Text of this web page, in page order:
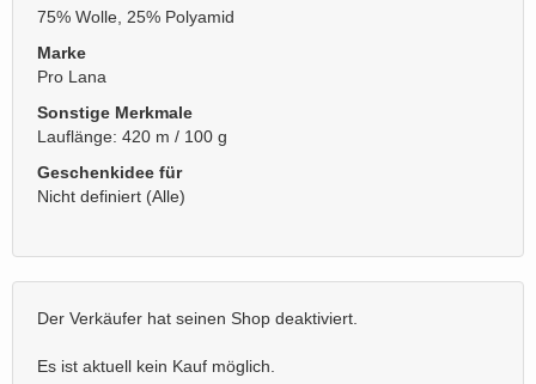
75% Wolle, 25% Polyamid
Marke
Pro Lana
Sonstige Merkmale
Lauflänge: 420 m / 100 g
Geschenkidee für
Nicht definiert (Alle)
Der Verkäufer hat seinen Shop deaktiviert.
Es ist aktuell kein Kauf möglich.